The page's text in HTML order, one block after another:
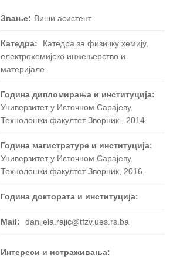
Звање: Виши асистент
Катедра:
Катедра за физичку хемију,
електрохемијско инжењерство и
материјале
Година дипломирања и институција:
Универзитет у Источном Сарајеву,
Технолошки факултет Зворник , 2014.
Година магистратуре и институција:
Универзитет у Источном Сарајеву,
Технолошки факултет Зворник, 2016.
Година доктората и институција:
Mail: danijela.rajic@tfzv.ues.rs.ba
Интереси и истраживања: